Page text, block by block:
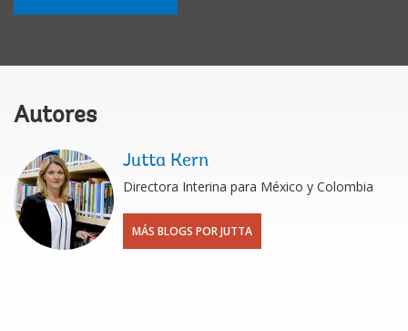
Autores
Jutta Kern
Directora Interina para México y Colombia
MÁS BLOGS POR JUTTA